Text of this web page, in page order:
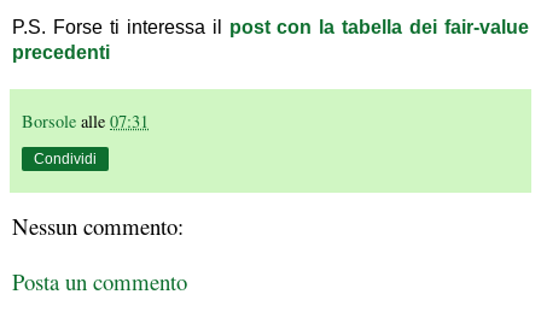
P.S. Forse ti interessa il post con la tabella dei fair-value
precedenti
Borsole alle 07:31
Condividi
Nessun commento:
Posta un commento